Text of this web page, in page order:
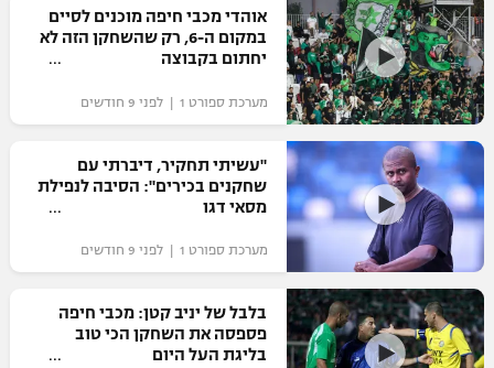
רץ ברשת
תוצאות
לוח שידורים
ברחבה
"מעל הליגה" – פודקאסט
בית"ר ירושלים
מכבי תל אביב
הפועל תל אביב
הפועל חיפה
הפועל באר שבע
מכבי נתניה
בני יהודה
ליגה צרפתית
ליגה הולנדית
ליגה סינית
ליגה ברזילאית
ליגות נוספות
הפועל ירושלים
דני אבדיה
כדורעף
שחייה
ג'ודו
אגרוף
ספורט אולימפי
UFC
היאבקות WWE
אוהדי מכבי חיפה מוכנים לסיים
במקום ה-6, רק שהשחקן הזה לא
יחתום בקבוצה
מערכת ספורט 1 | לפני 9 חודשים
"עשיתי תחקיר, דיברתי עם
שחקנים בכירים": הסיבה לנפילת
מסאי דגו
מערכת ספורט 1 | לפני 9 חודשים
בלבל של יניב קטן: מכבי חיפה
פספסה את השחקן הכי טוב
בליגת העל היום